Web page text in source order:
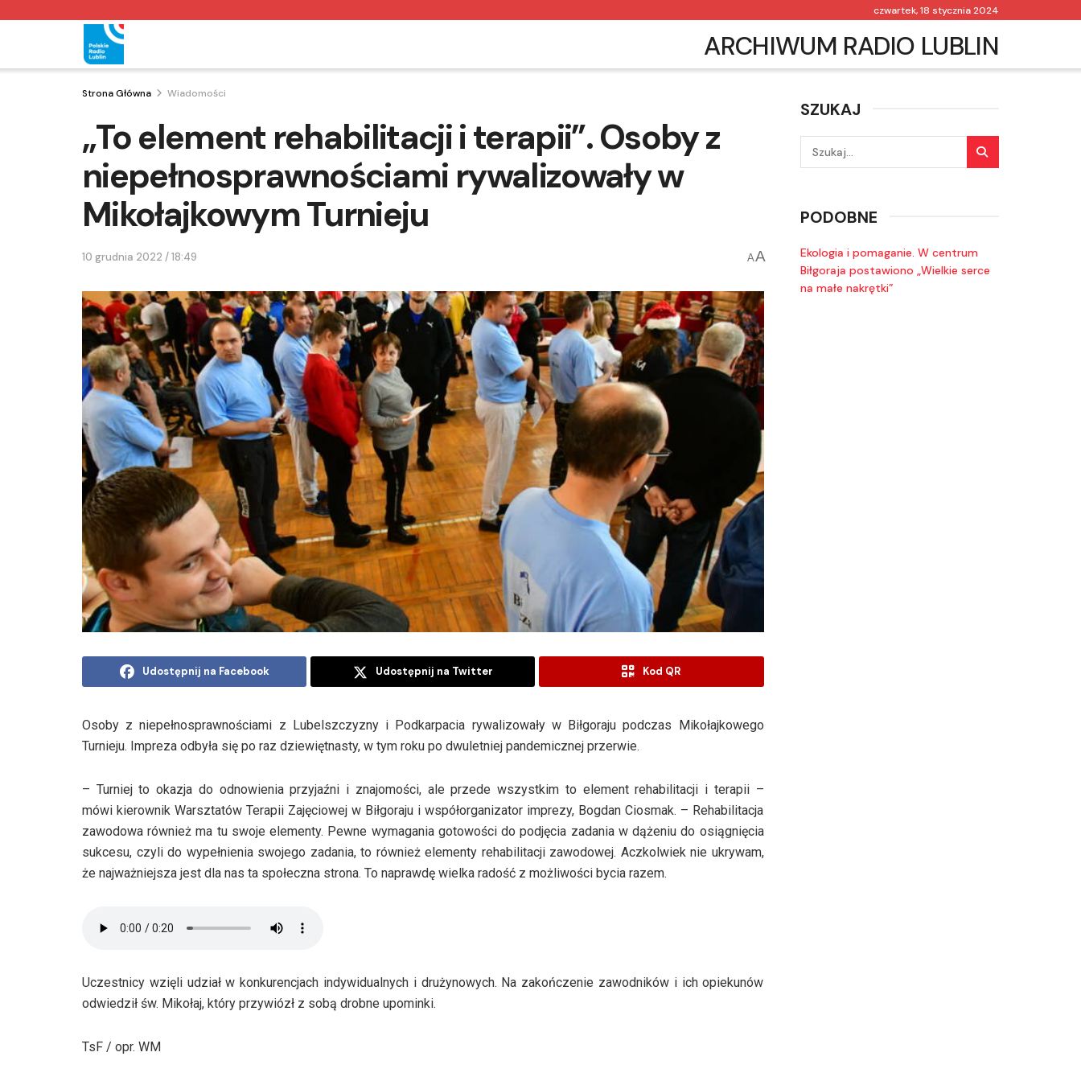
czwartek, 18 stycznia 2024
ARCHIWUM RADIO LUBLIN
Strona Główna Wiadomości
„To element rehabilitacji i terapii”. Osoby z
niepełnosprawnościami rywalizowały w
Mikołajkowym Turnieju
10 grudnia 2022 / 18:49 AA
Udostępnij na Facebook Udostępnij na Twitter Kod QR
Osoby z niepełnosprawnościami z Lubelszczyzny i Podkarpacia rywalizowały w Biłgoraju podczas Mikołajkowego
Turnieju. Impreza odbyła się po raz dziewiętnasty, w tym roku po dwuletniej pandemicznej przerwie.
– Turniej to okazja do odnowienia przyjaźni i znajomości, ale przede wszystkim to element rehabilitacji i terapii –
mówi kierownik Warsztatów Terapii Zajęciowej w Biłgoraju i współorganizator imprezy, Bogdan Ciosmak. – Rehabilitacja
zawodowa również ma tu swoje elementy. Pewne wymagania gotowości do podjęcia zadania w dążeniu do osiągnięcia
sukcesu, czyli do wypełnienia swojego zadania, to również elementy rehabilitacji zawodowej. Aczkolwiek nie ukrywam,
że najważniejsza jest dla nas ta społeczna strona. To naprawdę wielka radość z możliwości bycia razem.
Uczestnicy wzięli udział w konkurencjach indywidualnych i drużynowych. Na zakończenie zawodników i ich opiekunów
odwiedził św. Mikołaj, który przywiózł z sobą drobne upominki.
TsF / opr. WM
SZUKAJ
PODOBNE
Ekologia i pomaganie. W centrum
Biłgoraja postawiono „Wielkie serce
na małe nakrętki”